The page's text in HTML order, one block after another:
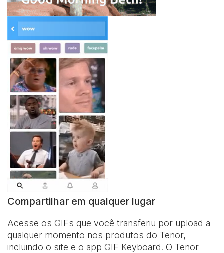
Compartilhar em qualquer lugar
Acesse os GIFs que você transferiu por upload a
qualquer momento nos produtos do Tenor,
incluindo o site e o app GIF Keyboard. O Tenor